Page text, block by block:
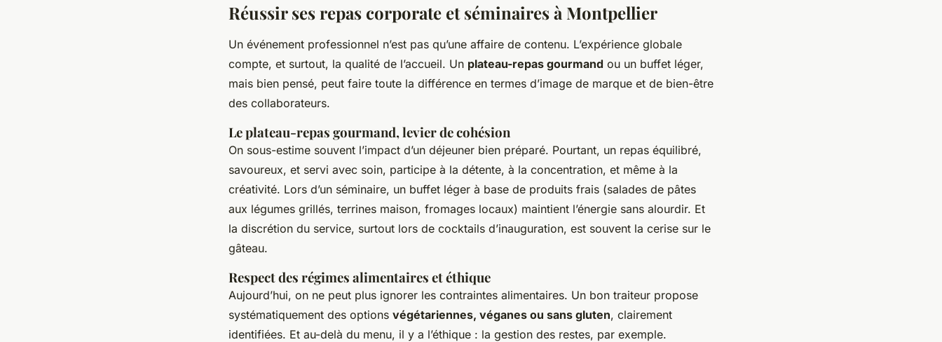
Réussir ses repas corporate et séminaires à Montpellier
Un événement professionnel n’est pas qu’une affaire de contenu. L’expérience globale
compte, et surtout, la qualité de l’accueil. Un plateau-repas gourmand ou un buffet léger,
mais bien pensé, peut faire toute la différence en termes d’image de marque et de bien-être
des collaborateurs.
Le plateau-repas gourmand, levier de cohésion
On sous-estime souvent l’impact d’un déjeuner bien préparé. Pourtant, un repas équilibré,
savoureux, et servi avec soin, participe à la détente, à la concentration, et même à la
créativité. Lors d’un séminaire, un buffet léger à base de produits frais (salades de pâtes
aux légumes grillés, terrines maison, fromages locaux) maintient l’énergie sans alourdir. Et
la discrétion du service, surtout lors de cocktails d’inauguration, est souvent la cerise sur le
gâteau.
Respect des régimes alimentaires et éthique
Aujourd’hui, on ne peut plus ignorer les contraintes alimentaires. Un bon traiteur propose
systématiquement des options végétariennes, véganes ou sans gluten, clairement
identifiées. Et au-delà du menu, il y a l’éthique : la gestion des restes, par exemple.